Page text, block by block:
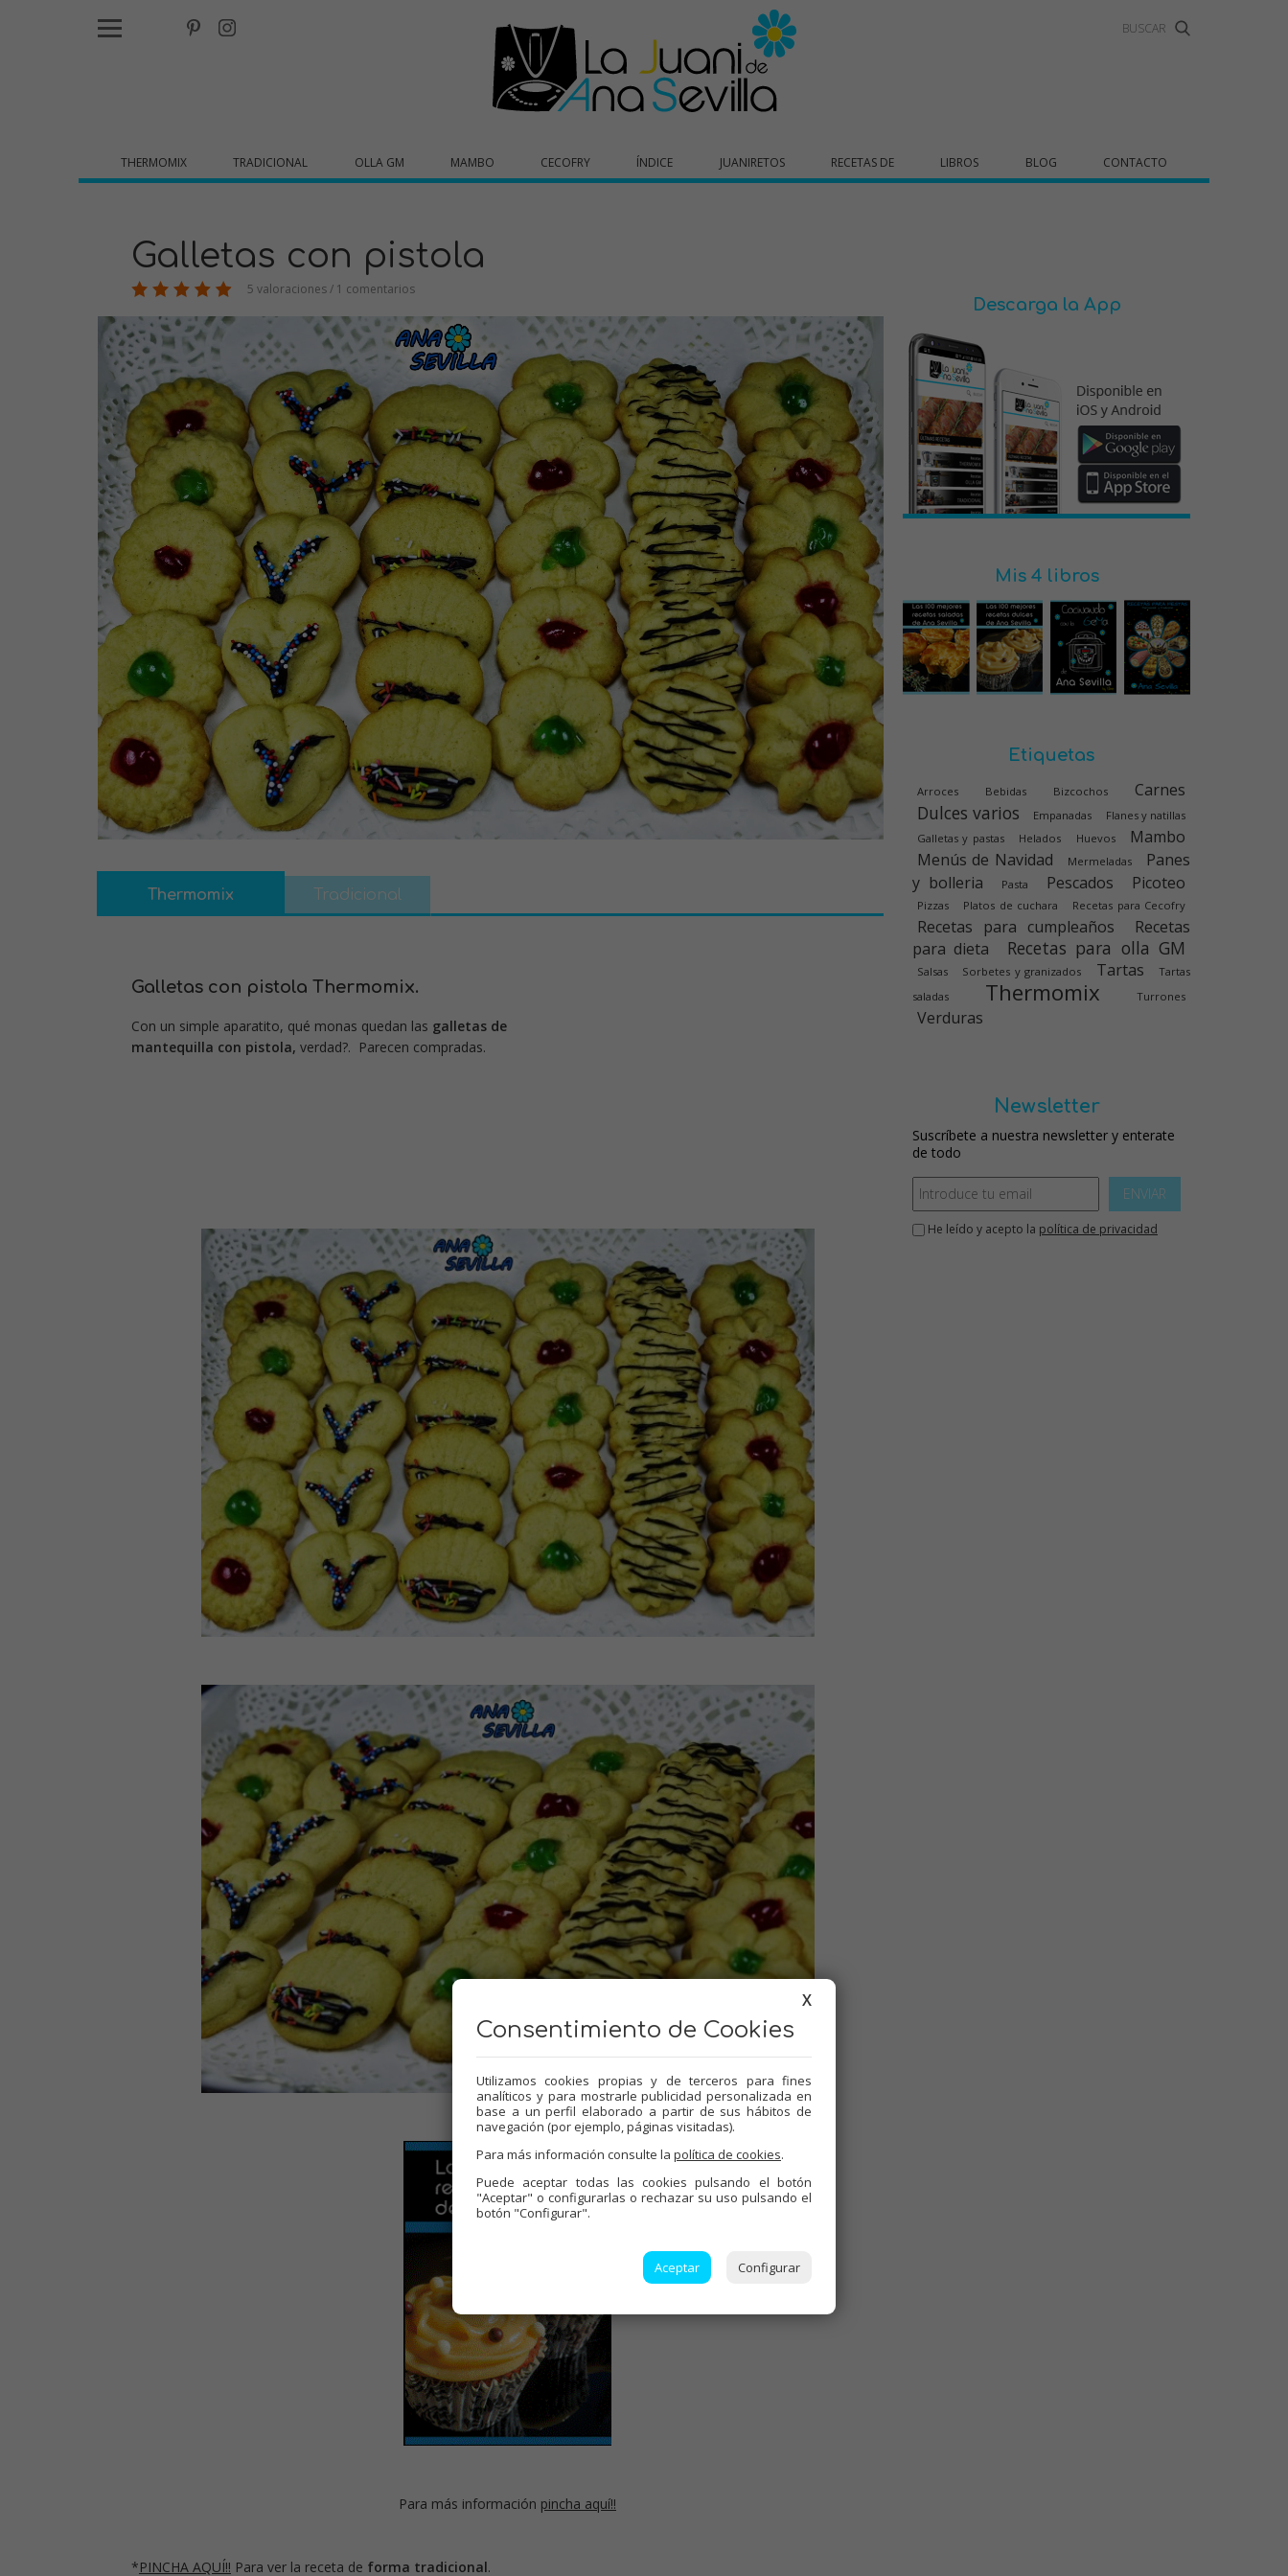
THERMOMIX TRADICIONAL OLLA GM MAMBO CECOFRY ÍNDICE JUANIRETOS RECETAS DE LIBROS BLOG CONTACTO
Galletas con pistola
5 valoraciones / 1 comentarios
Thermomix Tradicional
Galletas con pistola Thermomix.
Con un simple aparatito, qué monas quedan las galletas de
mantequilla con pistola, verdad?. Parecen compradas.
Para más información pincha aquí!!
*PINCHA AQUÍ!! Para ver la receta de forma tradicional.
Descarga la App
Mis 4 libros
Etiquetas
Arroces Bebidas Bizcochos Carnes
Dulces varios Empanadas
Flanes y natillas
Galletas y pastas
Helados Huevos
Mambo
Menús de Navidad
Mermeladas
Panes
y bolleria
Pasta Pescados Picoteo
Pizzas Platos de cuchara Recetas para Cecofry
Recetas para cumpleaños
Recetas
para dieta
Recetas para olla GM
Salsas Sorbetes y granizados Tartas
Tartas
saladas
Thermomix Turrones
Verduras
Newsletter
Suscríbete a nuestra newsletter y enterate
de todo
ENVIAR
He leído y acepto la política de privacidad
X
Consentimiento de Cookies
Utilizamos cookies propias y de terceros para fines
analíticos y para mostrarle publicidad personalizada en
base a un perfil elaborado a partir de sus hábitos de
navegación (por ejemplo, páginas visitadas).
Para más información consulte la política de cookies.
Puede aceptar todas las cookies pulsando el botón
"Aceptar" o configurarlas o rechazar su uso pulsando el
botón "Configurar".
Aceptar Configurar